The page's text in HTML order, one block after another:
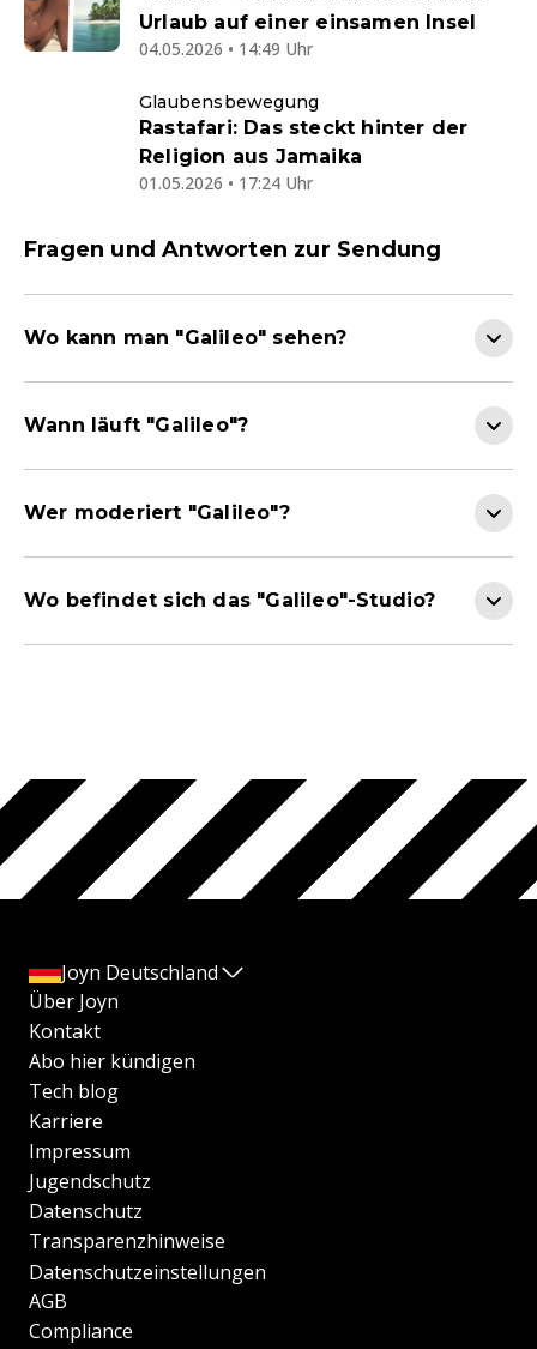
Urlaub auf einer einsamen Insel
04.05.2026 • 14:49 Uhr
Glaubensbewegung
Rastafari: Das steckt hinter der
Religion aus Jamaika
01.05.2026 • 17:24 Uhr
Fragen und Antworten zur Sendung
Wo kann man "Galileo" sehen?
Wann läuft "Galileo"?
Wer moderiert "Galileo"?
Wo befindet sich das "Galileo"-Studio?
Joyn Deutschland
Über Joyn
Kontakt
Abo hier kündigen
Tech blog
Karriere
Impressum
Jugendschutz
Datenschutz
Transparenzhinweise
Datenschutzeinstellungen
AGB
Compliance